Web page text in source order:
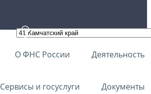
О ФНС России Деятельность
Сервисы и госуслуги Документы